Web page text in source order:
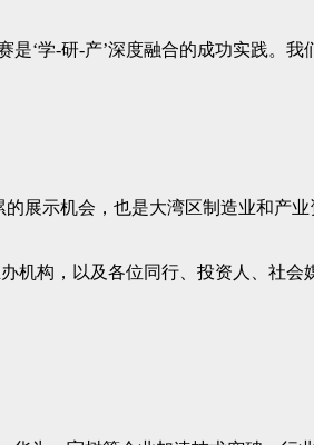
‘学-研-产’深度融合的成功实践。
展示机会，也是大湾区制造业和产
机构，以及各位同行、投资人、社会